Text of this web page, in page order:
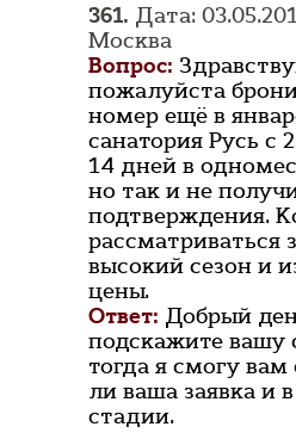
361. Дата:
Москва
Вопрос:
пожалуйста
номер ещё в
санатория Русь с
14 дней в
но так и не
подтверждения.
рассматриваться
высокий сезон и
цены.
Ответ: Добрый
подскажите
тогда я смогу вам
ли ваша заявка и
стадии.